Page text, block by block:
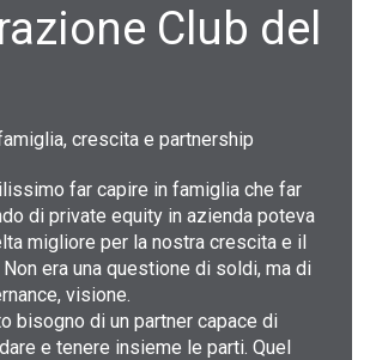
Club del
crescita e partnership
far capire in famiglia che far
di private equity in azienda poteva
migliore per la nostra crescita e il
era una questione di soldi, ma di
visione.
bisogno di un partner capace di
e tenere insieme le parti. Quel